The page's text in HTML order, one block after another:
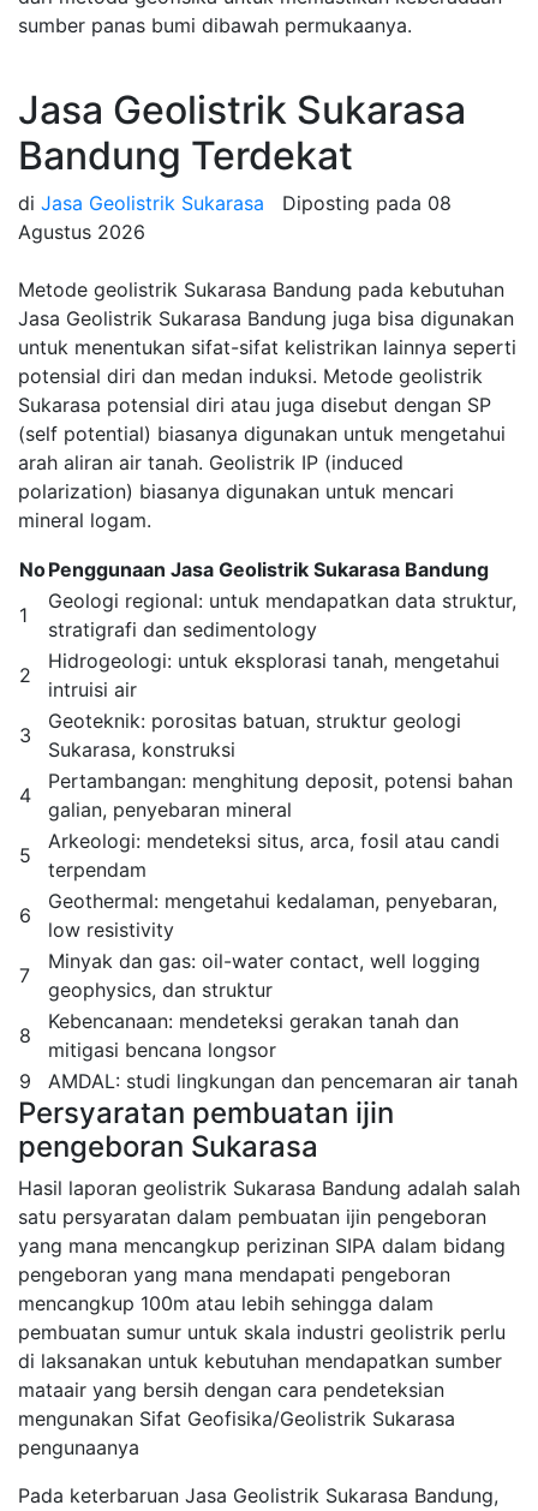
sumber panas bumi dibawah permukaanya.
Jasa Geolistrik Sukarasa
Bandung Terdekat
di Jasa Geolistrik Sukarasa Diposting pada 08
Agustus 2026
Metode geolistrik Sukarasa Bandung pada kebutuhan
Jasa Geolistrik Sukarasa Bandung juga bisa digunakan
untuk menentukan sifat-sifat kelistrikan lainnya seperti
potensial diri dan medan induksi. Metode geolistrik
Sukarasa potensial diri atau juga disebut dengan SP
(self potential) biasanya digunakan untuk mengetahui
arah aliran air tanah. Geolistrik IP (induced
polarization) biasanya digunakan untuk mencari
mineral logam.
NoPenggunaan Jasa Geolistrik Sukarasa Bandung
1
Geologi regional: untuk mendapatkan data struktur,
stratigrafi dan sedimentology
2
Hidrogeologi: untuk eksplorasi tanah, mengetahui
intruisi air
3
Geoteknik: porositas batuan, struktur geologi
Sukarasa, konstruksi
4
Pertambangan: menghitung deposit, potensi bahan
galian, penyebaran mineral
5
Arkeologi: mendeteksi situs, arca, fosil atau candi
terpendam
6
Geothermal: mengetahui kedalaman, penyebaran,
low resistivity
7
Minyak dan gas: oil-water contact, well logging
geophysics, dan struktur
8
Kebencanaan: mendeteksi gerakan tanah dan
mitigasi bencana longsor
9
AMDAL: studi lingkungan dan pencemaran air tanah
Persyaratan pembuatan ijin
pengeboran Sukarasa
Hasil laporan geolistrik Sukarasa Bandung adalah salah
satu persyaratan dalam pembuatan ijin pengeboran
yang mana mencangkup perizinan SIPA dalam bidang
pengeboran yang mana mendapati pengeboran
mencangkup 100m atau lebih sehingga dalam
pembuatan sumur untuk skala industri geolistrik perlu
di laksanakan untuk kebutuhan mendapatkan sumber
mataair yang bersih dengan cara pendeteksian
mengunakan Sifat Geofisika/Geolistrik Sukarasa
pengunaanya
Pada keterbaruan Jasa Geolistrik Sukarasa Bandung,